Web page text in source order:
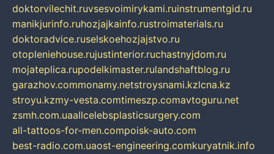
doktorvilechit.ruvsesvoimirykami.ruinstrumentgid.ru
manikjurinfo.ruhozjajkainfo.rustroimaterials.ru
doktoradvice.ruselskoehozjajstvo.ru
otopleniehouse.rujustinterior.ruchastnyjdom.ru
mojateplica.rupodelkimaster.rulandshaftblog.ru
garazhov.commonamy.netstroysnami.kzlcna.kz
stroyu.kzmy-vesta.comtimeszp.comavtoguru.net
zsmh.com.uaallcelebsplasticsurgery.com
all-tattoos-for-men.compoisk-auto.com
best-radio.com.uaost-engineering.comkuryatnik.info